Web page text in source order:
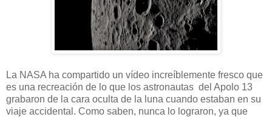
La NASA ha compartido un vídeo increíblemente fresco que
es una recreación de lo que los astronautas del Apolo 13
grabaron de la cara oculta de la luna cuando estaban en su
viaje accidental. Como saben, nunca lo lograron, ya que